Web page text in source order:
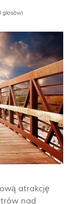
głosów)
atrakcję
nad